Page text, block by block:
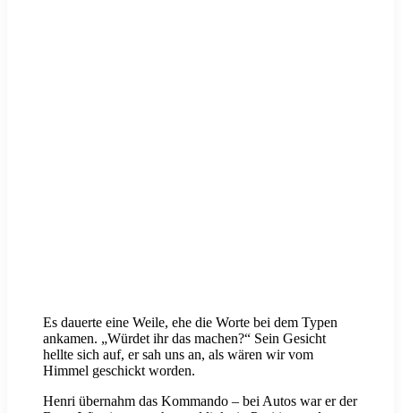
Es dauerte eine Weile, ehe die Worte bei dem Typen
ankamen. „Würdet ihr das machen?“ Sein Gesicht
hellte sich auf, er sah uns an, als wären wir vom
Himmel geschickt worden.
Henri übernahm das Kommando – bei Autos war er der